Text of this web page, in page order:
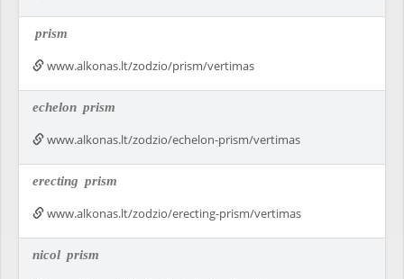
prism
www.alkonas.lt/zodzio/prism/vertimas
echelon prism
www.alkonas.lt/zodzio/echelon-prism/vertimas
erecting prism
www.alkonas.lt/zodzio/erecting-prism/vertimas
nicol prism